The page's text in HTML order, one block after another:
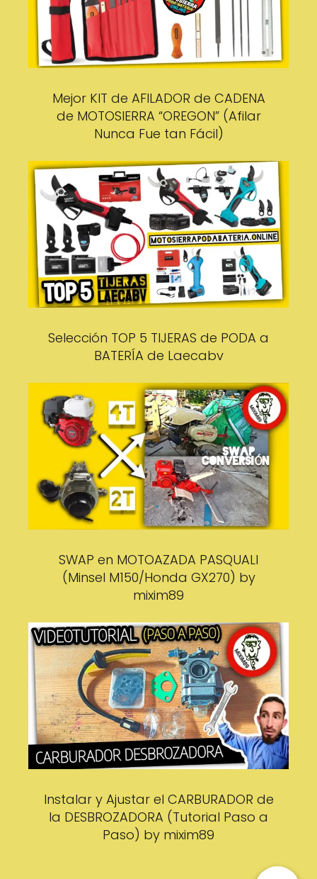
Mejor KIT de AFILADOR de CADENA
de MOTOSIERRA “OREGON” (Afilar
Nunca Fue tan Fácil)
Selección TOP 5 TIJERAS de PODA a
BATERÍA de Laecabv
SWAP en MOTOAZADA PASQUALI
(Minsel M150/Honda GX270) by
mixim89
Instalar y Ajustar el CARBURADOR de
la DESBROZADORA (Tutorial Paso a
Paso) by mixim89